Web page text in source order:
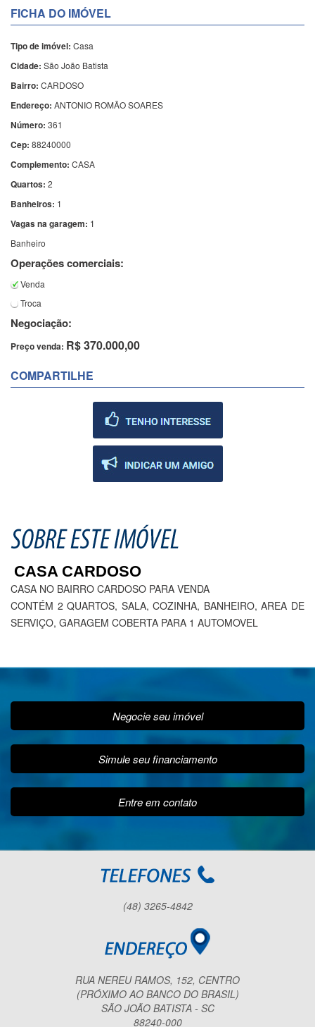
FICHA DO IMÓVEL
Tipo de imóvel: Casa
Cidade: São João Batista
Bairro: CARDOSO
Endereço: ANTONIO ROMÃO SOARES
Número: 361
Cep: 88240000
Complemento: CASA
Quartos: 2
Banheiros: 1
Vagas na garagem: 1
Banheiro
Operações comerciais:
Venda
Troca
Negociação:
Preço venda: R$ 370.000,00
COMPARTILHE
CASA CARDOSO
CASA NO BAIRRO CARDOSO PARA VENDA
CONTÉM 2 QUARTOS, SALA, COZINHA, BANHEIRO, AREA DE
SERVIÇO, GARAGEM COBERTA PARA 1 AUTOMOVEL
Negocie seu imóvel
Simule seu financiamento
Entre em contato
(48) 3265-4842
RUA NEREU RAMOS, 152, CENTRO
(PRÓXIMO AO BANCO DO BRASIL)
SÃO JOÃO BATISTA - SC
88240-000